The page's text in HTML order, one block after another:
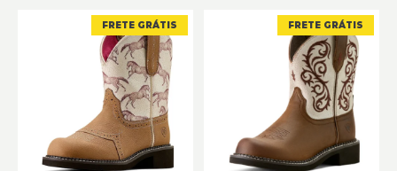
FRETE GRÁTIS FRETE GRÁTIS